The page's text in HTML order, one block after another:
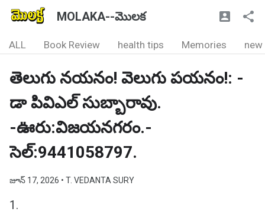
MOLAKA--మొలక
ALL Book Review health tips Memories new
తెలుగు నయనం! వెలుగు పయనం!: -
డా పివిఎల్ సుబ్బారావు.
-ఊరు:విజయనగరం.-
సెల్:9441058797.
జూన్ 17, 2026 • T. VEDANTA SURY
1.